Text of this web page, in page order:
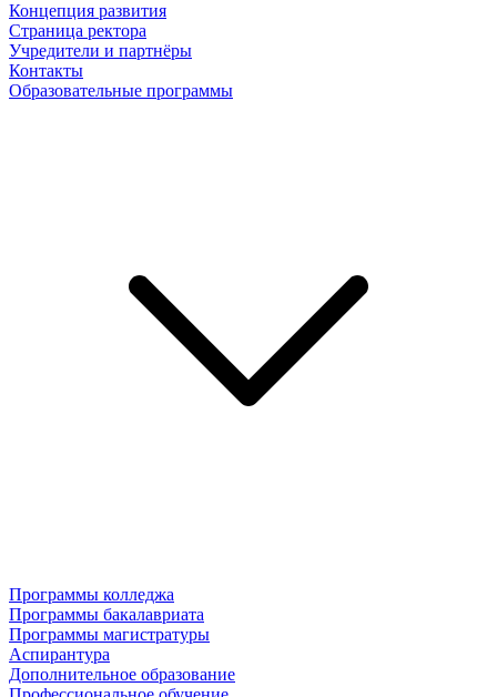
Концепция развития
Страница ректора
Учредители и партнёры
Контакты
Образовательные программы
Программы колледжа
Программы бакалавриата
Программы магистратуры
Аспирантура
Дополнительное образование